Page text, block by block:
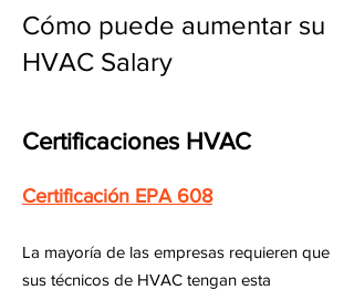
Cómo puede aumentar su
HVAC Salary
Certificaciones HVAC
Certificación EPA 608
La mayoría de las empresas requieren que
sus técnicos de HVAC tengan esta